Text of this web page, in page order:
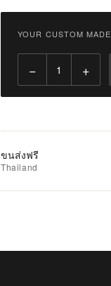
Qty:
เพิ่ม
รายการ
YOUR CUSTOM MADE
− +
ขนส่งฟรี
Thailand